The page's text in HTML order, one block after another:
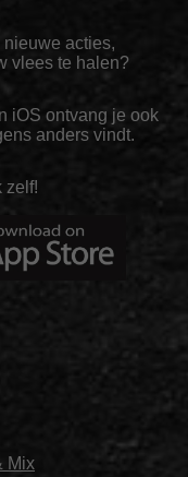
acties,
vlees te halen?
iOS ontvang je ook
anders vindt.
zelf!
Mix